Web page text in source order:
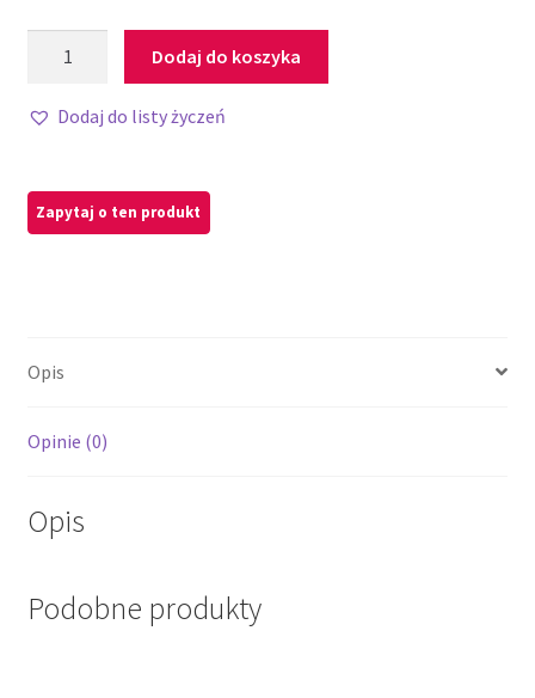
Dodaj do koszyka
Dodaj do listy życzeń
Opis
Opinie (0)
Opis
Podobne produkty